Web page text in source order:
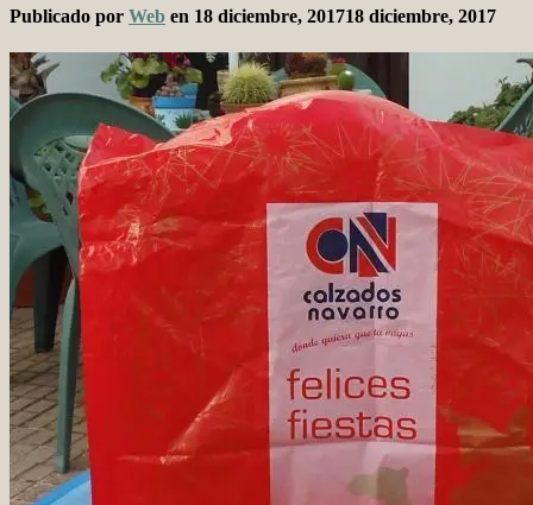
Publicado por Web en 18 diciembre, 201718 diciembre, 2017